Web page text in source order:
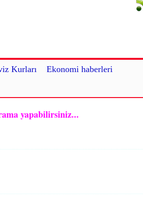
Kurları
Ekonomi haberleri
yapabilirsiniz...